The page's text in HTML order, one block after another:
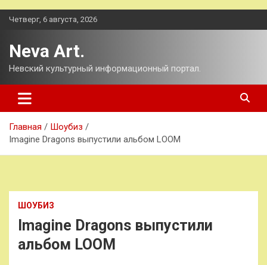
Перейти
Четверг, 6 августа, 2026
Neva Art.
Невский культурный информационный портал.
Главная
Шоубиз
Imagine Dragons выпустили альбом LOOM
ШОУБИЗ
Imagine Dragons выпустили
альбом LOOM